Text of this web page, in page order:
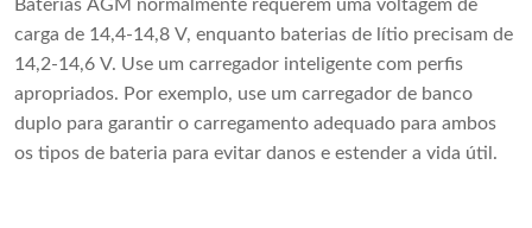
Baterias AGM normalmente requerem uma voltagem de
carga de 14,4-14,8 V, enquanto baterias de lítio precisam de
14,2-14,6 V. Use um carregador inteligente com perfis
apropriados. Por exemplo, use um carregador de banco
duplo para garantir o carregamento adequado para ambos
os tipos de bateria para evitar danos e estender a vida útil.